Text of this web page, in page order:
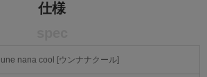
仕様
une nana cool [ウンナナクール]